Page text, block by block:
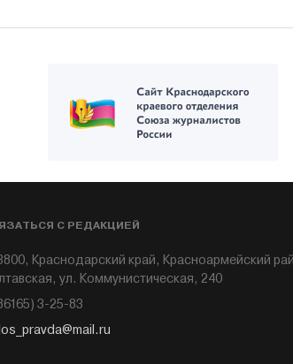
С РЕДАКЦИЕЙ
Краснодарский край, Красноармейский
ул. Коммунистическая, 240
3-25-83